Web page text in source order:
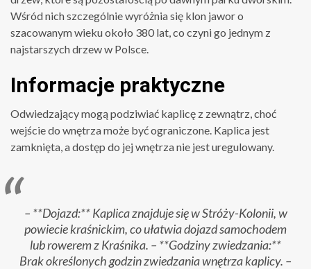
Wśród nich szczególnie wyróżnia się klon jawor o
szacowanym wieku około 380 lat, co czyni go jednym z
najstarszych drzew w Polsce.
Informacje praktyczne
Odwiedzający mogą podziwiać kaplicę z zewnątrz, choć
wejście do wnętrza może być ograniczone. Kaplica jest
zamknięta, a dostęp do jej wnętrza nie jest uregulowany.
– **Dojazd:** Kaplica znajduje się w Stróży-Kolonii, w
powiecie kraśnickim, co ułatwia dojazd samochodem
lub rowerem z Kraśnika. – **Godziny zwiedzania:**
Brak określonych godzin zwiedzania wnętrza kaplicy. –